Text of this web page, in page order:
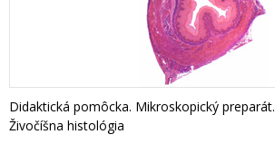
Didaktická pomôcka. Mikroskopický preparát.
Živočíšna histológia